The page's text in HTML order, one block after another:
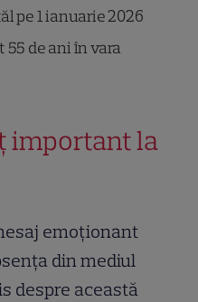
pe 1 ianuarie 2026
55 de ani în vara
important la
emoționant
din mediul
despre această